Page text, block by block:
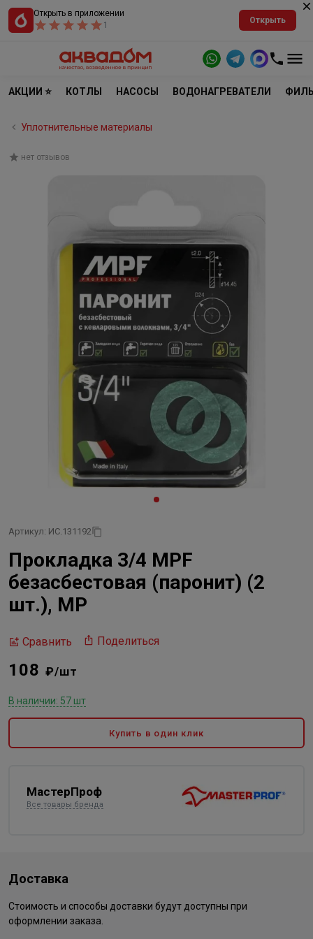
Открыть в приложении
1
Открыть
АКЦИИ ⭐ КОТЛЫ НАСОСЫ ВОДОНАГРЕВАТЕЛИ
Уплотнительные материалы
нет отзывов
Артикул: ИС.131192
Прокладка 3/4 MPF
безасбестовая (паронит) (2
шт.), MP
Сравнить Поделиться
108 ₽/шт
В наличии: 57 шт
Купить в один клик
МастерПроф
Все товары бренда
Доставка
Стоимость и способы доставки будут доступны при
оформлении заказа.